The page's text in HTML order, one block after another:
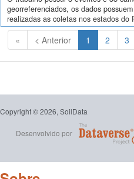
georreferenciados, os dados
realizadas as coletas nos estados do
« < Anterior 1 (Atual)
2 3
Copyright © 2026, SoilData
Desenvolvido por